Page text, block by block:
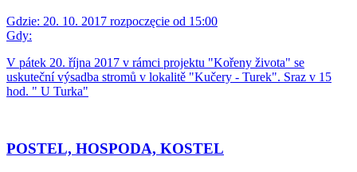
Gdzie: 20. 10. 2017 rozpoczęcie od 15:00
Gdy:
V pátek 20. října 2017 v rámci projektu "Kořeny života" se
uskuteční výsadba stromů v lokalitě "Kučery - Turek". Sraz v 15
hod. " U Turka"
POSTEL, HOSPODA, KOSTEL